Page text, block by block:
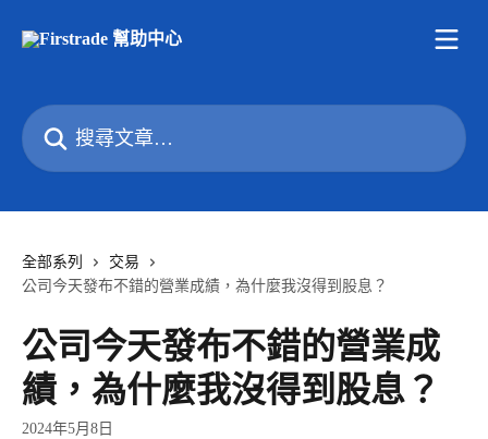
搜尋文章…
全部系列
交易
公司今天發布不錯的營業成績，為什麼我沒得到股息？
公司今天發布不錯的營業成
績，為什麼我沒得到股息？
2024年5月8日